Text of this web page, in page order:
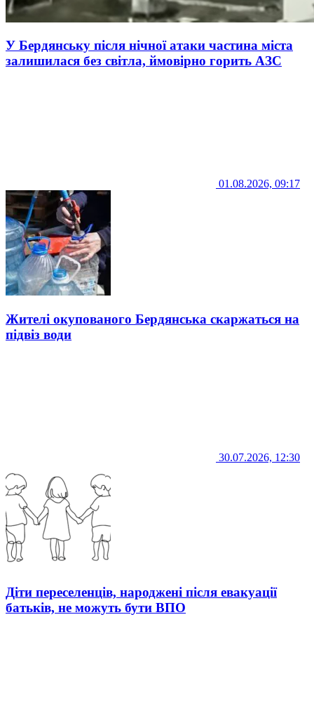
У Бердянську після нічної атаки частина міста
залишилася без світла, ймовірно горить АЗС
01.08.2026, 09:17
Жителі окупованого Бердянська скаржаться на
підвіз води
30.07.2026, 12:30
Діти переселенців, народжені після евакуації
батьків, не можуть бути ВПО